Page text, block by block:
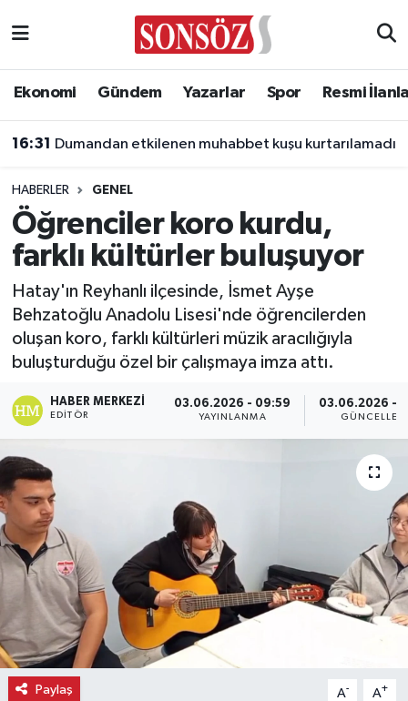
Ekonomi Gündem Yazarlar Spor Resmi
16:31 Dumandan etkilenen muhabbet kuşu kurtarılamadı
HABERLER GENEL
Öğrenciler koro kurdu,
farklı kültürler buluşuyor
Hatay'ın Reyhanlı ilçesinde, İsmet Ayşe
Behzatoğlu Anadolu Lisesi'nde öğrencilerden
oluşan koro, farklı kültürleri müzik aracılığıyla
buluşturduğu özel bir çalışmaya imza attı.
HABER MERKEZI
EDITÖR
03.06.2026 - 09:59
YAYINLANMA
03.06.2026 -
Paylaş A- A+
Asayiş
Biyografi
Çevre
Diğer
Dünya
Eğitim
Eleman
Emlak
Gündem
Gurme
Haber
Ankara Nöbetçi Eczaneler
Ankara Trafik Yoğunluk Haritası
Süper Lig Puan Durumu ve Fikstür
Tüm Manşetler
Son Dakika Haberleri
Haber Arşivi